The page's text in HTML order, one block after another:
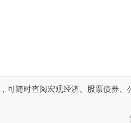
，可随时查阅宏观经济、股票债券、